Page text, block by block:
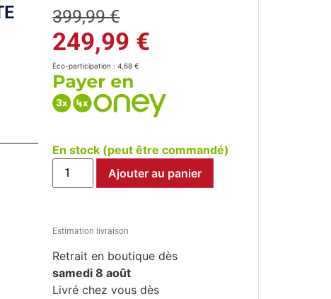
399,99€
249,99 €
Éco-participation :4,68€
En stock (peut être commandé)
Ajouter au panier
Estimation livraison
Retrait en boutique dès
samedi 8 août
Livré chez vous dès